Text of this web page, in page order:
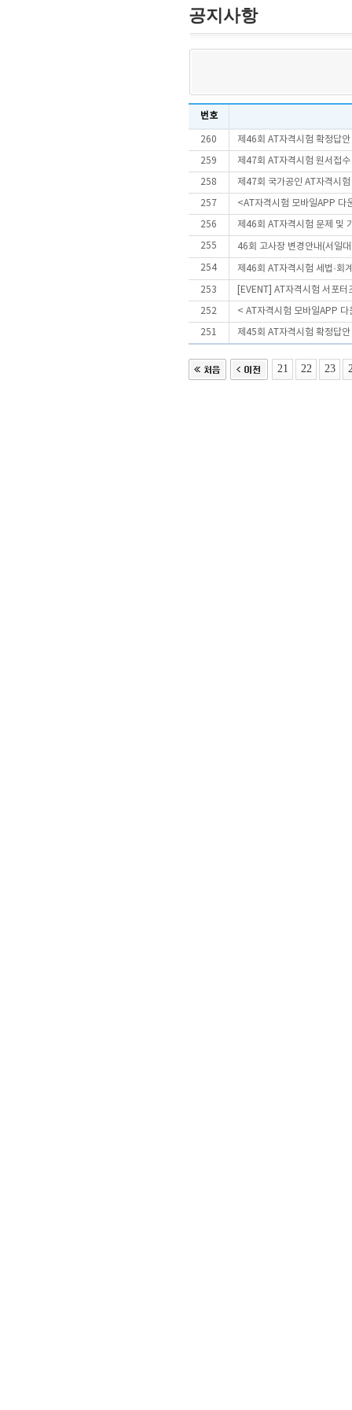
공지사항
번호
260 제46회 AT자격시험 확정답
259 제47회 AT자격시험 원서접
258 제47회 국가공인 AT자격시
257 <AT자격시험 모바일APP 다
256 제46회 AT자격시험 문제 및
255 46회 고사장 변경안내(서일
254 제46회 AT자격시험 세법·회
253 [EVENT] AT자격시험 서포
252 < AT자격시험 모바일APP 다
251 제45회 AT자격시험 확정답
21 22 23